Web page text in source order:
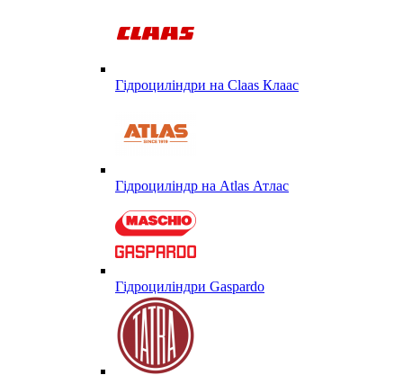
Гідроциліндри на Claas Клаас
Гідроциліндр на Atlas Атлас
Гідроциліндри Gaspardo